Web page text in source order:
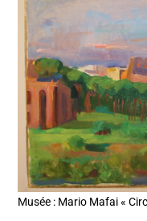
Musée : Mario Mafai «